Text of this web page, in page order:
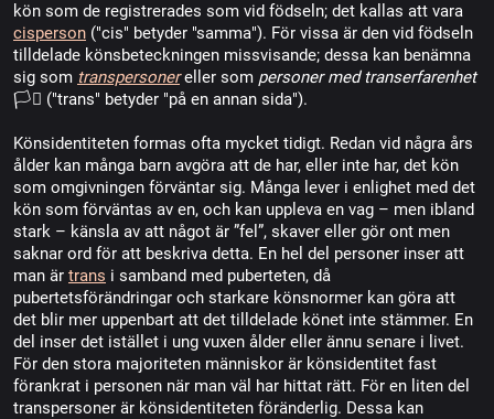
kön som de registrerades som vid födseln; det kallas att vara
cisperson ("cis" betyder "samma"). För vissa är den vid födseln
tilldelade könsbeteckningen missvisande; dessa kan benämna
sig som transpersonereller som personer med transerfarenhet
🏳️‍⚧️ ("trans" betyder "på en annan sida").
Könsidentiteten formas ofta mycket tidigt. Redan vid några års
ålder kan många barn avgöra att de har, eller inte har, det kön
som omgivningen förväntar sig. Många lever i enlighet med det
kön som förväntas av en, och kan uppleva en vag – men ibland
stark – känsla av att något är ”fel”, skaver eller gör ont men
saknar ord för att beskriva detta. En hel del personer inser att
man är trans i samband med puberteten, då
pubertetsförändringar och starkare könsnormer kan göra att
det blir mer uppenbart att det tilldelade könet inte stämmer. En
del inser det istället i ung vuxen ålder eller ännu senare i livet.
För den stora majoriteten människor är könsidentitet fast
förankrat i personen när man väl har hittat rätt. För en liten del
transpersoner är könsidentiteten föränderlig. Dessa kan